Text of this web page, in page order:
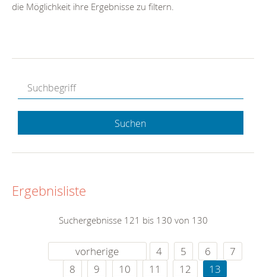
die Möglichkeit ihre Ergebnisse zu filtern.
Suchen
Ergebnisliste
Suchergebnisse 121 bis 130 von 130
vorherige 4 5 6
7
8
9 10 11 12 13